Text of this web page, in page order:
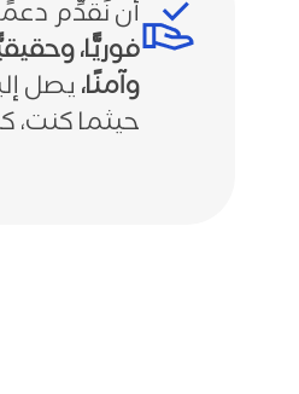
أن نُقدِّم
فوريًّا،
وآمنًا، يصل
حيثما كنت،